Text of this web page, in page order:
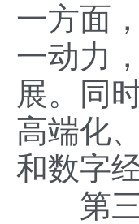
一方面
一动力
展。同
高端化
和数字
第三